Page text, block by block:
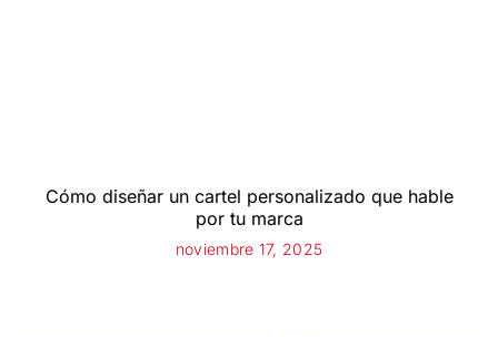
Cómo diseñar un cartel personalizado que hable
por tu marca
noviembre 17, 2025